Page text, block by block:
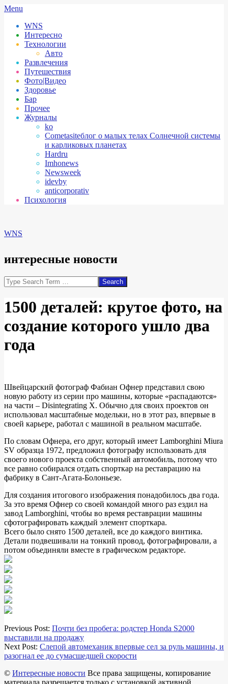
Skip
content
Secondary
Menu
Menu
WNS
Интересно
Технологии
Авто
Развлечения
Путешествия
Фото|Видео
Здоровье
Бар
Прочее
Журналы
ko
Cometasiteблог о малых телах Солнечной системы
и карликовых планетах
Hardru
Imhonews
Newsweek
idevby
anticorporativ
Психология
WNS
интересные новости
Search
1500 деталей: крутое фото, на
создание которого ушло два
года
Швейцарский фотограф Фабиан Офнер представил свою
новую работу из серии про машины, которые «распадаются»
на части – Disintegrating X. Обычно для своих проектов он
использовал масштабные модельки, но в этот раз, впервые в
своей карьере, работал с машиной в реальном масштабе.
По словам Офнера, его друг, который имеет Lamborghini Miura
SV образца 1972, предложил фотографу использовать для
своего нового проекта собственный автомобиль, потому что
все равно собирался отдать спорткар на реставрацию на
фабрику в Сант-Агата-Болоньезе.
Для создания итогового изображения понадобилось два года.
За это время Офнер со своей командой много раз ездил на
завод Lamborghini, чтобы во время реставрации машины
сфотографировать каждый элемент спорткара.
Всего было снято 1500 деталей, все до каждого винтика.
Детали подвешивали на тонкий провод, фотографировали, а
потом объединяли вместе в графическом редакторе.
2019-
02-
25
Previous Post: Почти без пробега: родстер Honda S2000
выставили на продажу
Next Post: Слепой автомеханик впервые сел за руль машины, и
разогнал ее до сумасшедшей скорости
© Интересные новости Все права защищены, копирование
материала разрешается только с установкой активной